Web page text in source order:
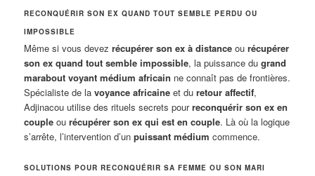
RECONQUÉRIR SON EX QUAND TOUT SEMBLE PERDU OU
IMPOSSIBLE
Même si vous devezrécupérer son ex à distance ourécupérer
son ex quand tout semble impossible, la puissance dugrand
marabout voyant médium africain ne connaît pas de frontières.
Spécialiste de lavoyance africaine et duretour affectif,
Adjinacou utilise des rituels secrets pourreconquérir son ex en
couple ourécupérer son ex qui est en couple. Là où la logique
s’arrête, l’intervention d’unpuissant médium commence.
SOLUTIONS POUR RECONQUÉRIR SA FEMME OU SON MARI